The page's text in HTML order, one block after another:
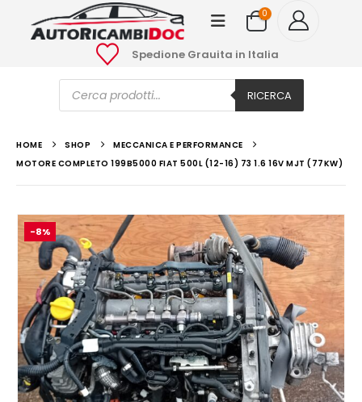
0
Spedione Grauita in Italia
Ricerca
prodotti RICERCA
HOME SHOP
MECCANICA E PERFORMANCE
MOTORE COMPLETO 199B5000 FIAT 500L (12-16) 73 1.6 16V MJT (77KW)
-8%